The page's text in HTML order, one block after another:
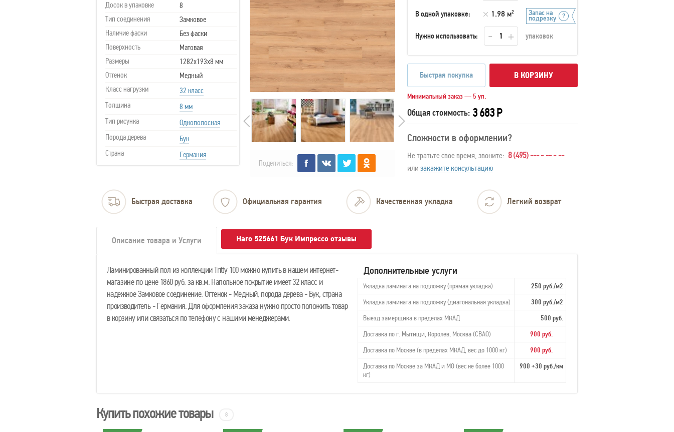
Досок в упаковке
8
Тип соединения
Замковое
Наличие фаски
Без фаски
Поверхность
Матовая
Размеры
1282х193х8 мм
Оттенок
Медный
Класс нагрузки
32 класс
Толщина
8 мм
Тип рисунка
Однополосная
Порода дерева
Бук
Страна
Германия
Поделиться:
В одной упаковке: 1.98 м2
Нужно использовать: упаковок
Запас на
подрезку
Быстрая покупка В КОРЗИНУ
Минимальный заказ — 5 уп.
Общая стоимость: 3 683 Р
Сложности в оформлении?
Не тратьте свое время, звоните: 8 (495) --- - -- - --
или закажите консультацию
Быстрая доставка Официальная гарантия Качественная укладка Легкий возврат
Описание товара и Услуги Haro 525661 Бук Импрессо отзывы
Ламинированный пол из коллекции Tritty 100 можно купить в нашем интернет-
магазине по цене 1860 руб. за кв.м. Напольное покрытие имеет 32 класс и
надежное Замковое соединение. Оттенок - Медный, порода дерева - Бук, страна
производитель - Германия. Для оформления заказа нужно просто положить товар
в корзину или связаться по телефону с нашими менеджерами.
Дополнительные услуги
Укладка ламината на подложку (прямая укладка)
250 руб./м2
Укладка ламината на подложку (диагональная укладка)
300 руб./м2
Выезд замерщика в пределах МКАД
500 руб.
Доставка по г. Мытищи, Королев, Москва (СВАО)
900 руб.
Доставка по Москве (в пределах МКАД, вес до 1000 кг)
900 руб.
Доставка по Москве за МКАД и МО (вес не более 1000
кг)
900 +30 руб./км
Купить похожие товары 8